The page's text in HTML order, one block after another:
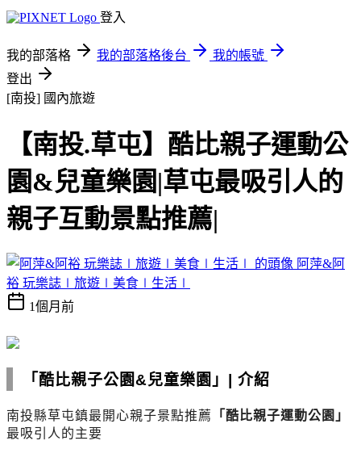
登入
我的部落格 我的部落格後台
我的帳號
登出
[南投] 國內旅遊
【南投.草屯】酷比親子運動公
園&兒童樂園|草屯最吸引人的
親子互動景點推薦|
阿萍&阿
裕 玩樂誌∣旅遊∣美食∣生活∣
1個月前
「酷比親子公園&兒童樂園」 介紹
南投縣草屯鎮最開心親子景點推薦 「 酷比親子運動公園 」
最吸引人的主要